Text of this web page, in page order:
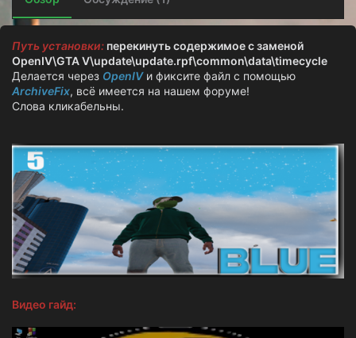
о
з
а
н
и
я
Путь установки: перекинуть содержимое с заменой
OpenIV\GTA V\update\update.rpf\common\data\timecycle
Делается через OpenIVи фиксите файл с помощью
ArchiveFix, всё имеется на нашем форуме!
Слова кликабельны.
Видео гайд: